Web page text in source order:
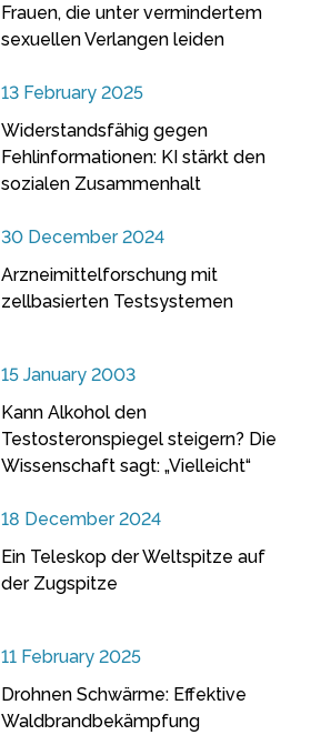
Frauen, die unter vermindertem
sexuellen Verlangen leiden
13 February 2025
Widerstandsfähig gegen
Fehlinformationen: KI stärkt den
sozialen Zusammenhalt
30 December 2024
Arzneimittelforschung mit
zellbasierten Testsystemen
15 January 2003
Kann Alkohol den
Testosteronspiegel steigern? Die
Wissenschaft sagt: „Vielleicht“
18 December 2024
Ein Teleskop der Weltspitze auf
der Zugspitze
11 February 2025
Drohnen Schwärme: Effektive
Waldbrandbekämpfung